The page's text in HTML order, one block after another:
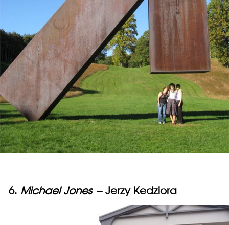
6. Michael Jones – Jerzy Kedziora